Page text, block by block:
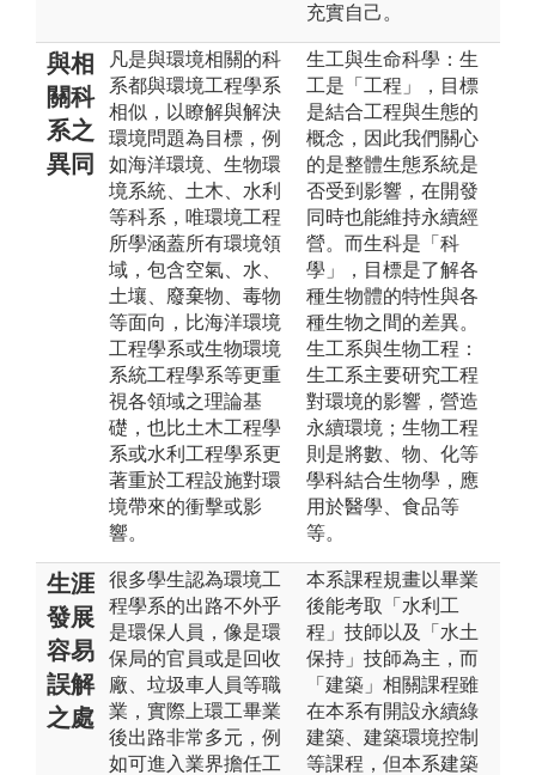
充實自己。
與相
關科
系之
異同
凡是與環境相關的科
系都與環境工程學系
相似，以瞭解與解決
環境問題為目標，例
如海洋環境、生物環
境系統、土木、水利
等科系，唯環境工程
所學涵蓋所有環境領
域，包含空氣、水、
土壤、廢棄物、毒物
等面向，比海洋環境
工程學系或生物環境
系統工程學系等更重
視各領域之理論基
礎，也比土木工程學
系或水利工程學系更
著重於工程設施對環
境帶來的衝擊或影
響。
生工與生命科學：生
工是「工程」，目標
是結合工程與生態的
概念，因此我們關心
的是整體生態系統是
否受到影響，在開發
同時也能維持永續經
營。而生科是「科
學」，目標是了解各
種生物體的特性與各
種生物之間的差異。
生工系與生物工程：
生工系主要研究工程
對環境的影響，營造
永續環境；生物工程
則是將數、物、化等
學科結合生物學，應
用於醫學、食品等
等。
生涯
發展
容易
誤解
之處
很多學生認為環境工
程學系的出路不外乎
是環保人員，像是環
保局的官員或是回收
廠、垃圾車人員等職
業，實際上環工畢業
後出路非常多元，例
如可進入業界擔任工
本系課程規畫以畢業
後能考取「水利工
程」技師以及「水土
保持」技師為主，而
「建築」相關課程雖
在本系有開設永續綠
建築、建築環境控制
等課程，但本系建築